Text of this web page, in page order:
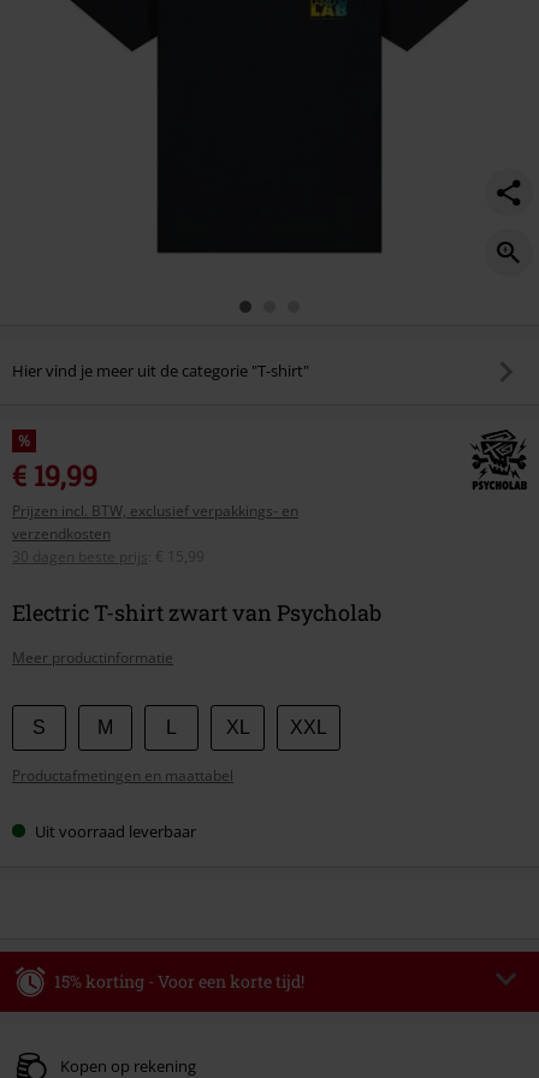
Hier vind je meer uit de categorie "T-shirt"
%
€ 19,99
Prijzen incl. BTW, exclusief verpakkings- en
verzendkosten
30 dagen beste prijs
€ 15,99
Electric T-shirt zwart van Psycholab
Meer productinformatie
Kies
je
maat
S M XL XXL
Productafmetingen en maattabel
Uit voorraad leverbaar
15% korting - Voor een korte tijd!
Geldig t/m 09-08-2026
Kopen op rekening